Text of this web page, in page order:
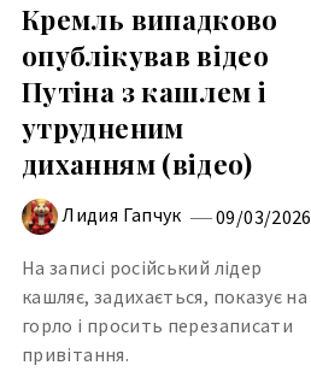
Кремль випадково
опублікував відео
Путіна з кашлем і
утрудненим
диханням (відео)
Лидия Гапчук 09/03/2026
На записі російський лідер
кашляє, задихається, показує на
горло і просить перезаписати
привітання.